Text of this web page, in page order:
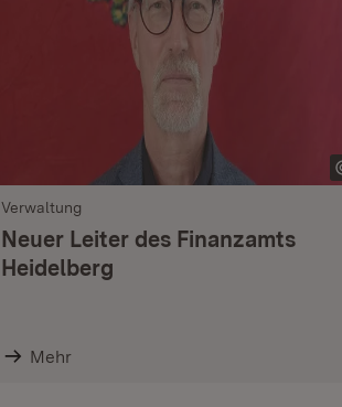
Verwaltung
Neuer Leiter des Finanzamts
Heidelberg
Mehr